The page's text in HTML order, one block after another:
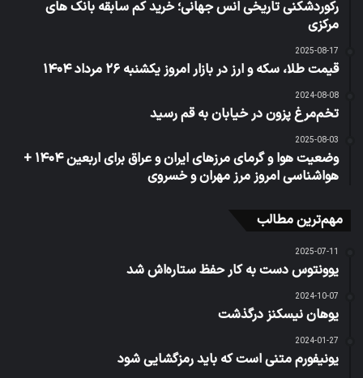
رکوردشکنی تاریخی انس جهانی؛ خرید کم سابقه بانک های
مرکزی
2025-08-17
قیمت طلا، سکه و ارز در بازار امروز یکشنبه ۲۶ مرداد ۱۴۰۴
2024-08-08
تخم‌مرغ پزون در خیابان به قم رسید
2025-08-03
وضعیت هوا و گرمای مرزهای ایران و عراق برای اربعین ۱۴۰۴ +
هواشناسی امروز مرز مهران و خسروی
مهم‌ترین مطالب
2025-07-11
یوونتوس دست به کار حفظ ستاره‌اش شد
2024-10-07
یوهان نیسکنز درگذشت
2024-01-27
یونیفورم متنی است که باید رمزگشایی شود